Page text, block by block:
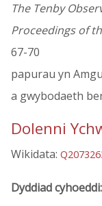
The Tenby
Proceedings of
67-70
papurau yn
a gwybodaeth
Dolenni
Wikidata:
Dyddiad cyhoeddi: